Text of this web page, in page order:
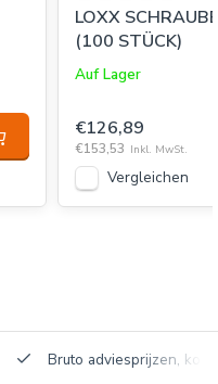
LOXX
(100 STÜCK)
Auf Lager
€126,89
€153,53 Inkl. MwSt.
Vergleichen
Bruto adviesprijzen,